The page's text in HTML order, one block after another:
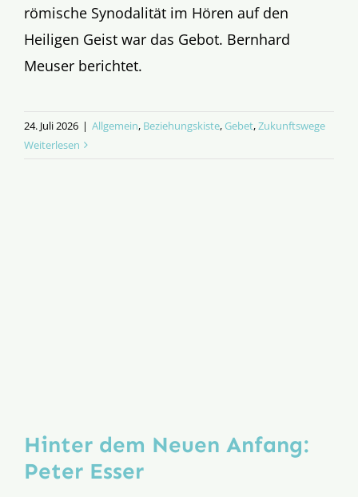
römische Synodalität im Hören auf den
Heiligen Geist war das Gebot. Bernhard
Meuser berichtet.
24. Juli 2026 | Allgemein, Beziehungskiste,Gebet,Zukunftswege
Weiterlesen
Hinter dem Neuen Anfang:
Peter Esser